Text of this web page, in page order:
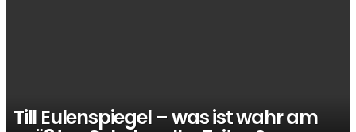
Till Eulenspiegel – was ist wahr am